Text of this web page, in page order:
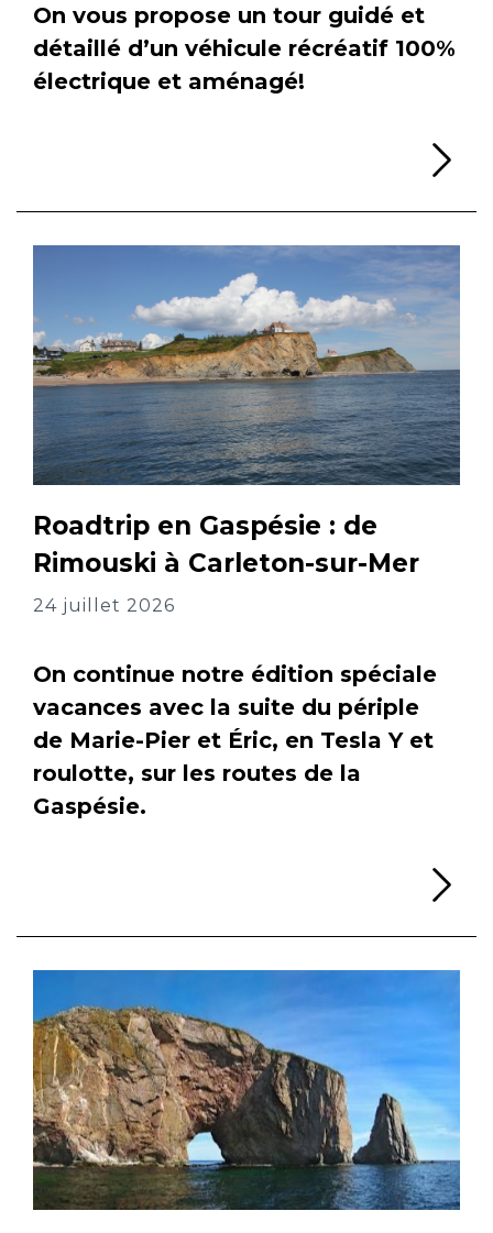
On vous propose un tour guidé et
détaillé d’un véhicule récréatif 100%
électrique et aménagé!
Roadtrip en Gaspésie : de
Rimouski à Carleton-sur-Mer
24 juillet 2026
On continue notre édition spéciale
vacances avec la suite du périple
de Marie-Pier et Éric, en Tesla Y et
roulotte, sur les routes de la
Gaspésie.